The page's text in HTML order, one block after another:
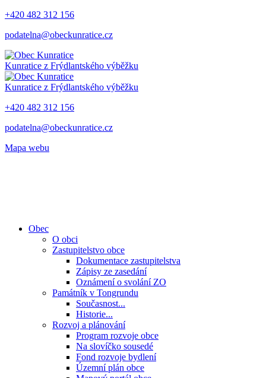
+420 482 312 156
podatelna@obeckunratice.cz
Kunratice z Frýdlantského výběžku
Kunratice z Frýdlantského výběžku
+420 482 312 156
podatelna@obeckunratice.cz
Mapa webu
Obec
O obci
Zastupitelstvo obce
Dokumentace zastupitelstva
Zápisy ze zasedání
Oznámení o svolání ZO
Památník v Tongrundu
Současnost...
Historie...
Rozvoj a plánování
Program rozvoje obce
Na slovíčko sousedé
Fond rozvoje bydlení
Územní plán obce